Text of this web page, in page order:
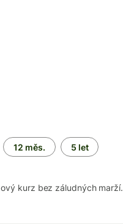
12 měs. 5 let
kurz bez záludných marží.